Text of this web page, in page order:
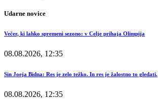
Udarne novice
Večer, ki lahko spremeni sezono: v Celje prihaja Olimpija
08.08.2026, 12:35
Sin Joeja Bidna: Res je zelo težko. In res je žalostno to gledati.
08.08.2026, 12:35